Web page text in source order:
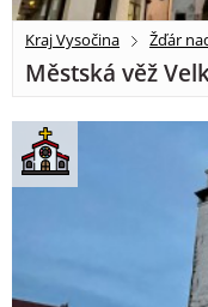
Kraj Vysočina Žďár
Městská věž